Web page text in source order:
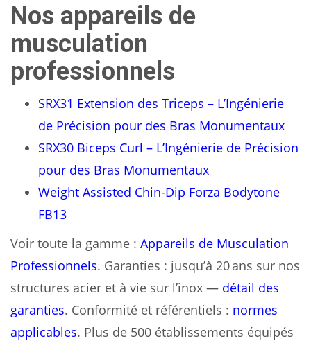
Nos appareils de
musculation
professionnels
SRX31 Extension des Triceps – L’Ingénierie
de Précision pour des Bras Monumentaux
SRX30 Biceps Curl – L’Ingénierie de Précision
pour des Bras Monumentaux
Weight Assisted Chin-Dip Forza Bodytone
FB13
Voir toute la gamme : Appareils de Musculation
Professionnels. Garanties : jusqu’à 20 ans sur nos
structures acier et à vie sur l’inox — détail des
garanties. Conformité et référentiels : normes
applicables. Plus de 500 établissements équipés